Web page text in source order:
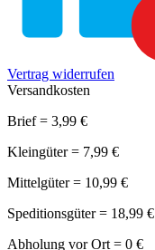
Vertrag widerrufen
Versandkosten
Brief = 3,99 €
Kleingüter = 7,99 €
Mittelgüter = 10,99 €
Speditionsgüter = 18,99 €
Abholung vor Ort = 0 €